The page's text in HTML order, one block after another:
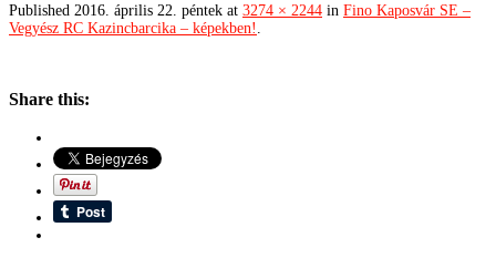
Published 2016. április 22. péntek at 3274 × 2244 in Fino Kaposvár SE –
Vegyész RC Kazincbarcika – képekben!
Share this: